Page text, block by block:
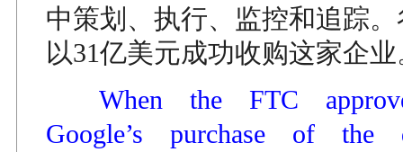
中策划、执行、监控和追踪。
以31亿美元成功收购这家企业
When the FTC
Google’s purchase of